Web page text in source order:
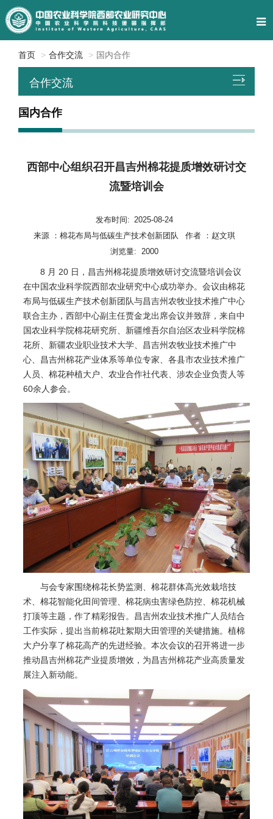
首页 合作交流 国内合作
合作交流
国内合作
西部中心组织召开昌吉州棉花提质增效研讨交
流暨培训会
发布时间: 2025-08-24
来源 ： 棉花布局与低碳生产技术创新团队 作者 ： 赵文琪
浏览量:
2000
8 月 20 日，昌吉州棉花提质增效研讨交流暨培训会议
在中国农业科学院西部农业研究中心成功举办。会议由棉花
布局与低碳生产技术创新团队与昌吉州农牧业技术推广中心
联合主办，西部中心副主任贾金龙出席会议并致辞，来自中
国农业科学院棉花研究所、新疆维吾尔自治区农业科学院棉
花所、新疆农业职业技术大学、昌吉州农牧业技术推广中
心、昌吉州棉花产业体系等单位专家、各县市农业技术推广
人员、棉花种植大户、农业合作社代表、涉农企业负责人等
60余人参会。
与会专家围绕棉花长势监测、棉花群体高光效栽培技
术、棉花智能化田间管理、棉花病虫害绿色防控、棉花机械
打顶等主题，作了精彩报告。昌吉州农业技术推广人员结合
工作实际，提出当前棉花吐絮期大田管理的关键措施。植棉
大户分享了棉花高产的先进经验。本次会议的召开将进一步
推动昌吉州棉花产业提质增效，为昌吉州棉花产业高质量发
展注入新动能。